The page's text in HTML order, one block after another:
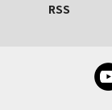
RSS